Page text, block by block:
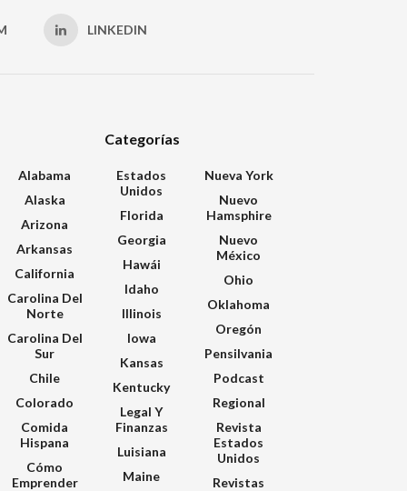
LINKEDIN
Categorías
Alabama
Alaska
Arizona
Arkansas
California
Carolina Del
Norte
Carolina Del
Sur
Chile
Colorado
Comida
Hispana
Cómo
Emprender
Estados
Unidos
Florida
Georgia
Hawái
Idaho
Illinois
Iowa
Kansas
Kentucky
Legal Y
Finanzas
Luisiana
Maine
Nueva York
Nuevo
Hamsphire
Nuevo
México
Ohio
Oklahoma
Oregón
Pensilvania
Podcast
Regional
Revista
Estados
Unidos
Revistas